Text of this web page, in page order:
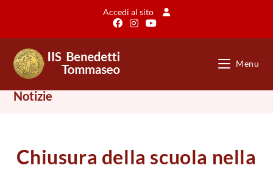
Accedi al sito
Menu
Notizie
Chiusura della scuola nella